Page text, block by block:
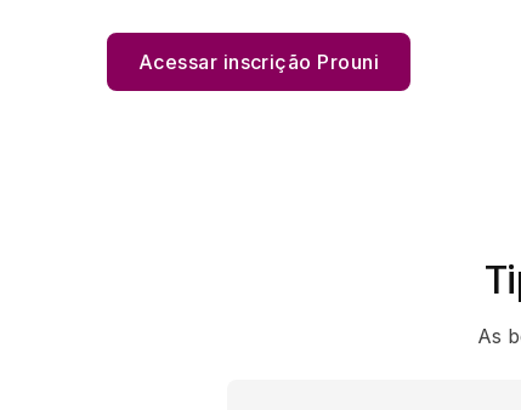
Acessar inscrição Prouni
As